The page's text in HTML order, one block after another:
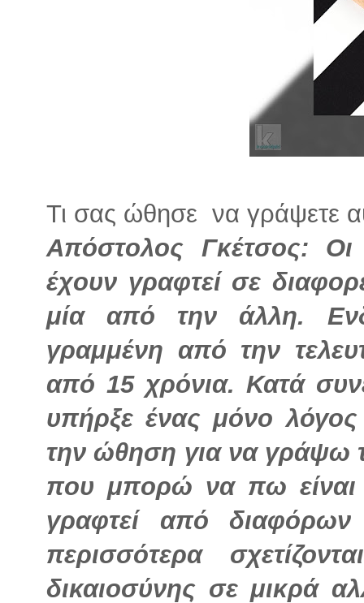
Τι σας ώθησε να γράψετε
Απόστολος Γκέτσος:
έχουν γραφτεί σε
μία από την άλλη.
γραμμένη από την
από 15 χρόνια. Κατά
υπήρξε ένας μόνο
την ώθηση για να γράψω
που μπορώ να πω είναι
γραφτεί από
περισσότερα
δικαιοσύνης σε μικρά